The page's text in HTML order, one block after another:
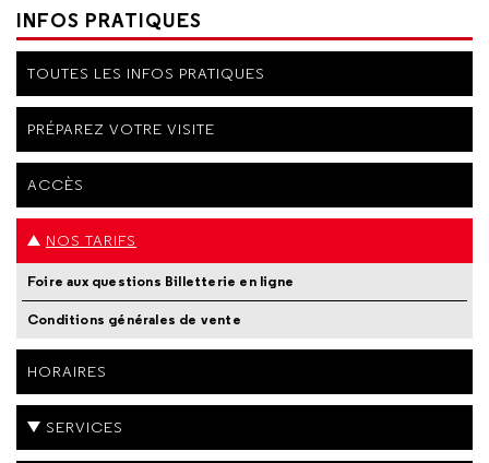
INFOS PRATIQUES
TOUTES LES INFOS PRATIQUES
PRÉPAREZ VOTRE VISITE
ACCÈS
NOS TARIFS
Foire aux questions Billetterie en ligne
Conditions générales de vente
HORAIRES
SERVICES